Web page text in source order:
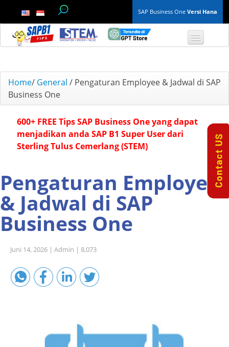
SAP Business One Versi Hana
TOP 10 B1 TIPS
Finance & Accounting
Inventory & Production
Project Management
Purchasing A/P
Home/ General / Pengaturan Employee & Jadwal di SAP
Business One
600+ FREE Tips SAP Business One yang dapat
menjadikan anda SAP B1 Super User dari
Sterling Tulus Cemerlang (STEM)
Pengaturan Employee
& Jadwal di SAP
Business One
Juni 14, 2026 | Admin | 8,073